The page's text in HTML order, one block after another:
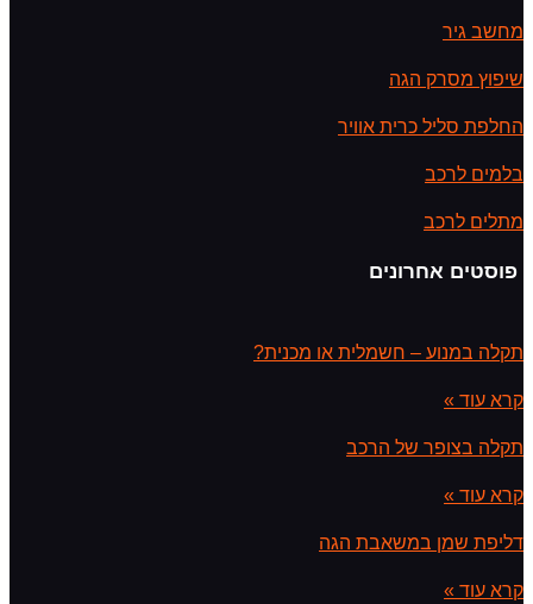
מחשב גיר
שיפוץ מסרק הגה
החלפת סליל כרית אוויר
בלמים לרכב
מתלים לרכב
פוסטים אחרונים
תקלה במנוע – חשמלית או מכנית?
קרא עוד »
תקלה בצופר של הרכב
קרא עוד »
דליפת שמן במשאבת הגה
קרא עוד »